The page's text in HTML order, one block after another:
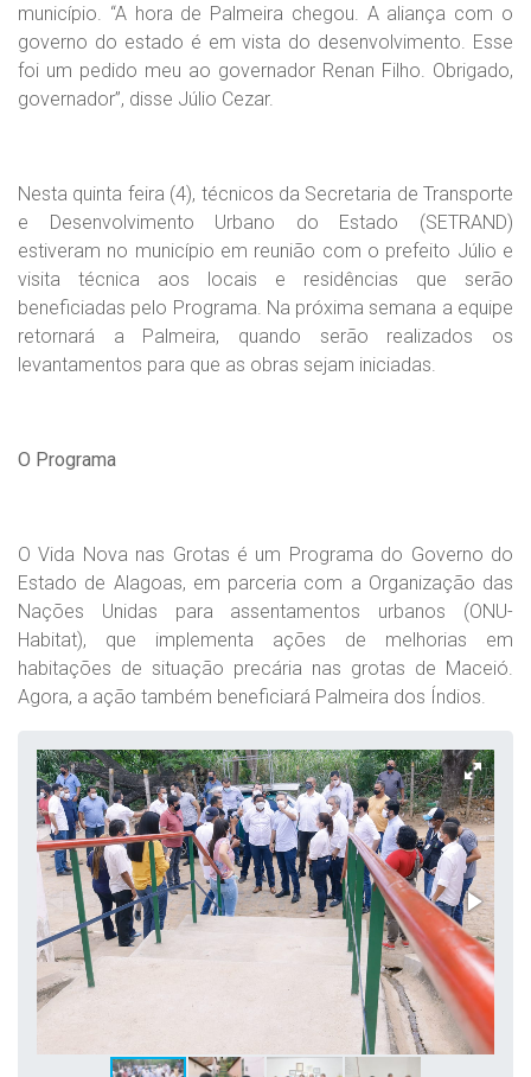
município. “A hora de Palmeira chegou. A aliança com o
governo do estado é em vista do desenvolvimento. Esse
foi um pedido meu ao governador Renan Filho. Obrigado,
governador”, disse Júlio Cezar.
Nesta quinta feira (4), técnicos da Secretaria de Transporte
e Desenvolvimento Urbano do Estado (SETRAND)
estiveram no município em reunião com o prefeito Júlio e
visita técnica aos locais e residências que serão
beneficiadas pelo Programa. Na próxima semana a equipe
retornará a Palmeira, quando serão realizados os
levantamentos para que as obras sejam iniciadas.
O Programa
O Vida Nova nas Grotas é um Programa do Governo do
Estado de Alagoas, em parceria com a Organização das
Nações Unidas para assentamentos urbanos (ONU-
Habitat), que implementa ações de melhorias em
habitações de situação precária nas grotas de Maceió.
Agora, a ação também beneficiará Palmeira dos Índios.